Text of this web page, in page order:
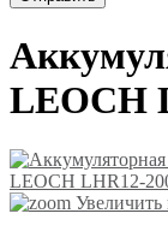
LEOCH
Увеличить